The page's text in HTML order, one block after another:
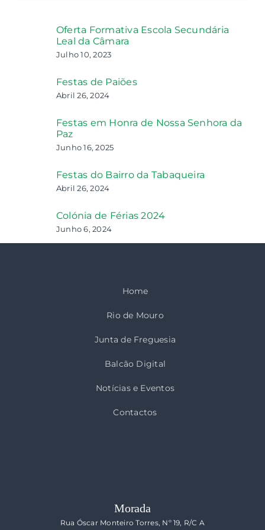
Oferta Formativa Escola Secundária
Leal da Câmara
Julho 10, 2023
Festas de Paiões
Abril 26, 2024
Festas em Honra de Nossa Senhora da
Paz
Junho 16, 2025
Festas do Bairro da Tabaqueira
Abril 26, 2024
Colónia de Férias 2024
Junho 6, 2024
Home
Rio de Mouro
Junta de Freguesia
Balcão Digital
Notícias e Eventos
Contactos
Morada
Rua Óscar Monteiro Torres, Nº 19, R/C A